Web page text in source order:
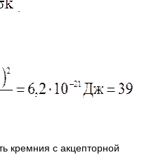
кремния с акцепторной